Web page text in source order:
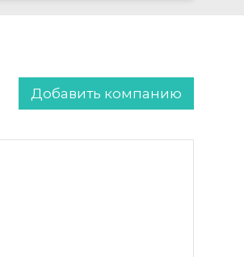
Добавить компанию